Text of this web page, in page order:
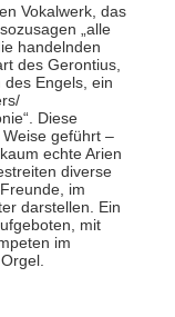
Vokalwerk, das
„alle
handelnden
des Gerontius,
Engels, ein
Diese
geführt –
echte Arien
diverse
im
darstellen. Ein
mit
im